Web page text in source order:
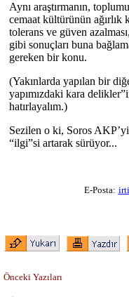
Aynı araştırmanın,
cemaat kültürünün ağırlık
tolerans ve güven
gibi sonuçları buna
gereken bir konu.
(Yakınlarda yapılan bir
yapımızdaki kara
hatırlayalım.)
Sezilen o ki, Soros
“ilgi”si artarak sürüyor...
E-Posta:
Önceki Yazıları